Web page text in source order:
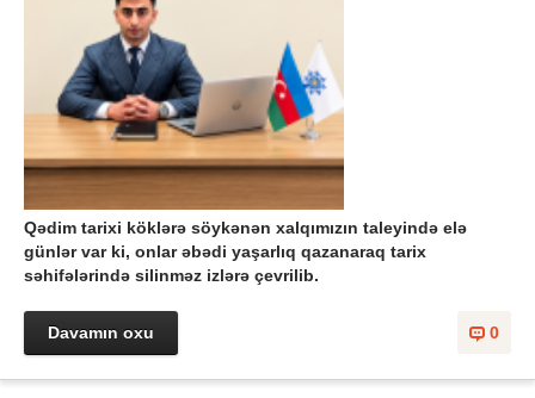
Qədim tarixi köklərə söykənən xalqımızın taleyində elə
günlər var ki, onlar əbədi yaşarlıq qazanaraq tarix
səhifələrində silinməz izlərə çevrilib.
0
Davamın oxu